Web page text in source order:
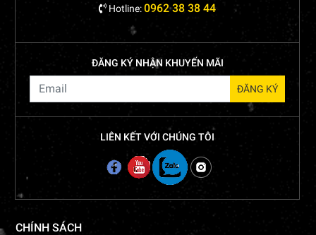
Hotline:0962 38 38 44
ĐĂNG KÝ NHẬN KHUYẾN MÃI
LIÊN KẾT VỚI CHÚNG TÔI
CHÍNH SÁCH